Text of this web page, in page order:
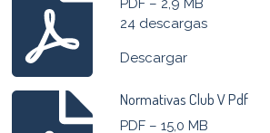
PDF – 2,9 MB
24 descargas
Descargar
Normativas Club V Pdf
PDF – 15,0 MB